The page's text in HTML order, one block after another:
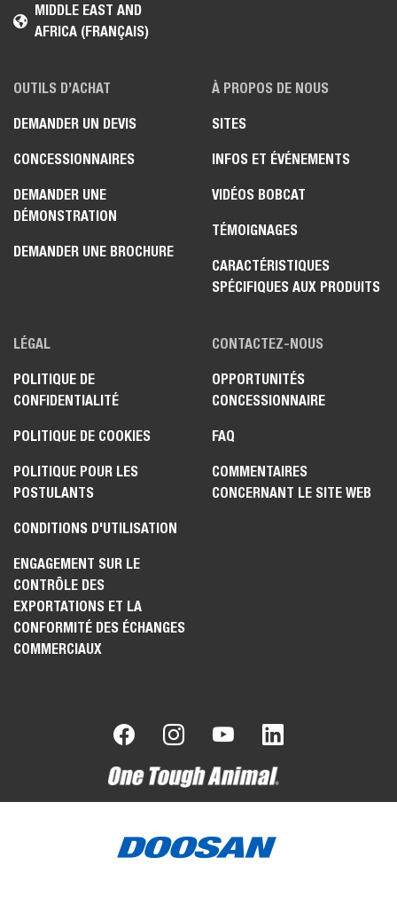
MIDDLE EAST AND
AFRICA (FRANÇAIS)
OUTILS D’ACHAT
DEMANDER UN DEVIS
CONCESSIONNAIRES
DEMANDER UNE
DÉMONSTRATION
DEMANDER UNE BROCHURE
À PROPOS DE NOUS
SITES
INFOS ET ÉVÉNEMENTS
VIDÉOS BOBCAT
TÉMOIGNAGES
CARACTÉRISTIQUES
SPÉCIFIQUES AUX PRODUITS
LÉGAL
POLITIQUE DE
CONFIDENTIALITÉ
POLITIQUE DE COOKIES
POLITIQUE POUR LES
POSTULANTS
CONDITIONS D'UTILISATION
ENGAGEMENT SUR LE
CONTRÔLE DES
EXPORTATIONS ET LA
CONFORMITÉ DES ÉCHANGES
COMMERCIAUX
CONTACTEZ-NOUS
OPPORTUNITÉS
CONCESSIONNAIRE
FAQ
COMMENTAIRES
CONCERNANT LE SITE WEB